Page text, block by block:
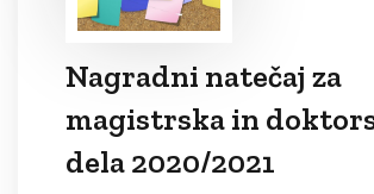
Nagradni natečaj za
magistrska in
dela 2020/2021